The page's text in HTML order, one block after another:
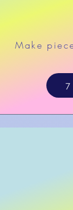
Make
7